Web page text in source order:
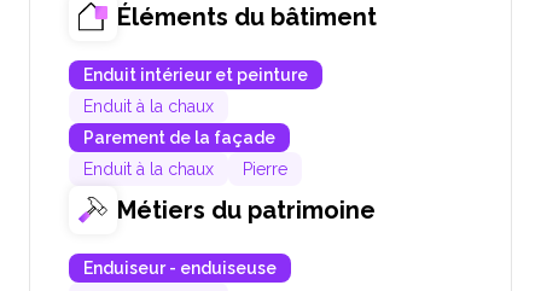
Éléments du bâtiment
Enduit intérieur et peinture
Enduit à la chaux
Parement de la façade
Enduit à la chaux
Pierre
Métiers du patrimoine
Enduiseur - enduiseuse